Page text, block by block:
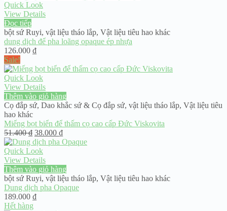
Quick Look
View Details
Đọc tiếp
bột sứ Ruyi, vật liệu tháo lắp, Vật liệu tiêu hao khác
dung dịch để pha loãng opaque ép nhựa
126.000 ₫
Sale!
Quick Look
View Details
Thêm vào giỏ hàng
Cọ đắp sứ, Dao khắc sứ & Cọ đắp sứ, vật liệu tháo lắp, Vật liệu tiêu
hao khác
Miếng bọt biển để thấm cọ cao cấp Đức Viskovita
51.400₫ Giá
gốc
là:
51.400 ₫.
38.000 ₫Giá
hiện
38.000 ₫.
Quick Look
View Details
Thêm vào giỏ hàng
bột sứ Ruyi, vật liệu tháo lắp, Vật liệu tiêu hao khác
Dung dịch pha Opaque
189.000 ₫
Hết hàng